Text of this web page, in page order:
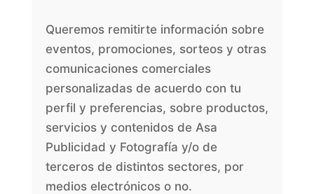
Queremos remitirte información sobre
eventos, promociones, sorteos y otras
comunicaciones comerciales
personalizadas de acuerdo con tu
perfil y preferencias, sobre productos,
servicios y contenidos de Asa
Publicidad y Fotografía y/o de
terceros de distintos sectores, por
medios electrónicos o no.